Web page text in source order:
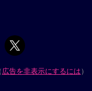
広告を非表示にするには）